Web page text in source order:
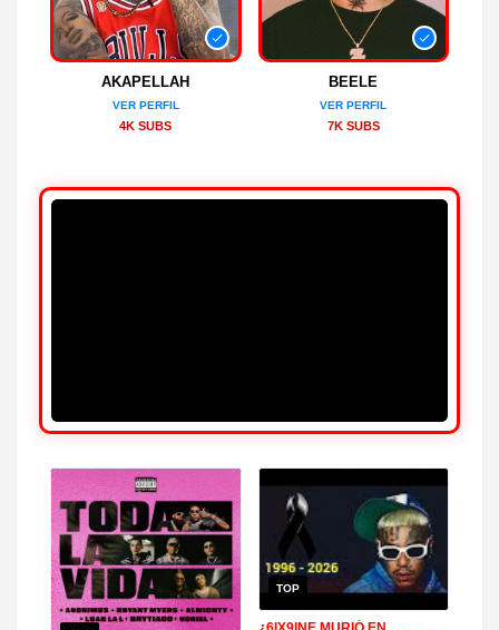
AKAPELLAH
VER PERFIL
4K SUBS
BEELE
VER PERFIL
7K SUBS
TOP